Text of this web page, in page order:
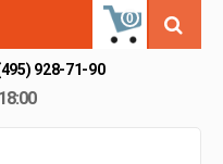
0
928-71-90